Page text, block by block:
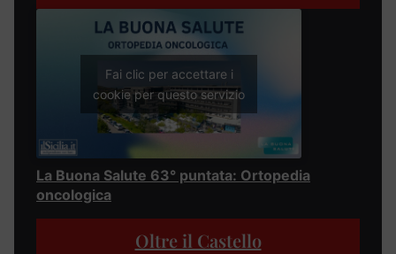
Fai clic per accettare i
cookie per questo servizio
La Buona Salute 63° puntata: Ortopedia
oncologica
Oltre il Castello